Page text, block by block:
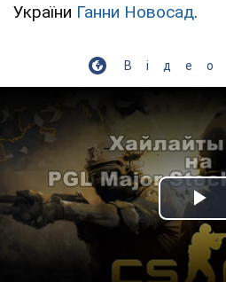
України Ганни Новосад.